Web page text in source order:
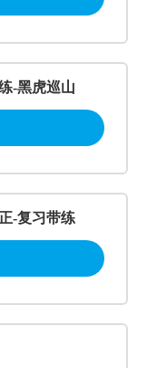
-黑虎巡山
-复习带练